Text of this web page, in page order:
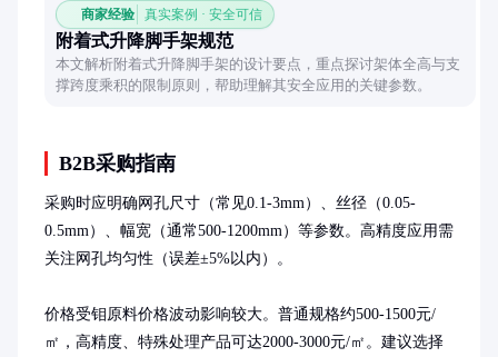
商家经验 真实案例 · 安全可信
附着式升降脚手架规范
本文解析附着式升降脚手架的设计要点，重点探讨架体全高与支
撑跨度乘积的限制原则，帮助理解其安全应用的关键参数。
B2B采购指南
采购时应明确网孔尺寸（常见0.1-3mm）、丝径（0.05-
0.5mm）、幅宽（通常500-1200mm）等参数。高精度应用需
关注网孔均匀性（误差±5%以内）。
价格受钼原料价格波动影响较大。普通规格约500-1500元/
㎡，高精度、特殊处理产品可达2000-3000元/㎡。建议选择